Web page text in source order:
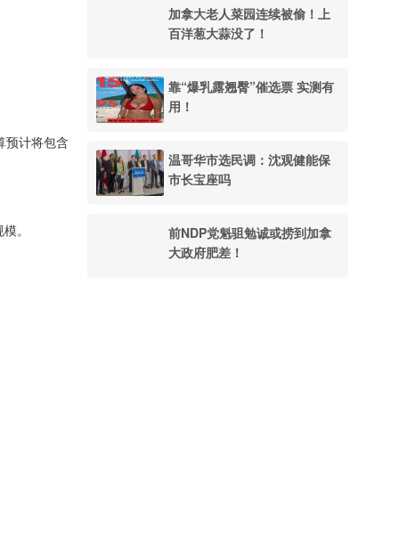
预计将包含
。
加拿大老人菜园连续被偷！上
百洋葱大蒜没了！
靠“爆乳露翘臀”催选票 实测有
用！
温哥华市选民调：沈观健能保
市长宝座吗
前NDP党魁驵勉诚或捞到加拿
大政府肥差！